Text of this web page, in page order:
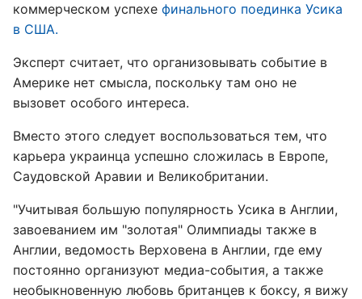
коммерческом успехе финального поединка Усика
в США.
Эксперт считает, что организовывать событие в
Америке нет смысла, поскольку там оно не
вызовет особого интереса.
Вместо этого следует воспользоваться тем, что
карьера украинца успешно сложилась в Европе,
Саудовской Аравии и Великобритании.
"Учитывая большую популярность Усика в Англии,
завоеванием им "золотая" Олимпиады также в
Англии, ведомость Верховена в Англии, где ему
постоянно организуют медиа-события, а также
необыкновенную любовь британцев к боксу, я вижу